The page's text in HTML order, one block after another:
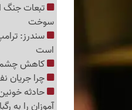
سوخت
سندرز:
است
کاهش چشمگیر 88 درصدی آتش‌سوزی در
چرا جریان
حادثه
آموزان را به